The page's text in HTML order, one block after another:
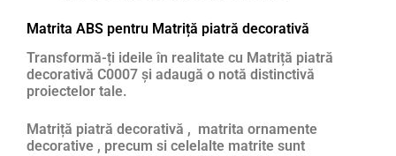
Matrita ABS pentru Matriță piatră decorativă
Transformă-ți ideile în realitate cu Matriță piatră
decorativă C0007 și adaugă o notă distinctivă
proiectelor tale.
Matriță piatră decorativă , matrita ornamente
decorative , precum si celelalte matrite sunt